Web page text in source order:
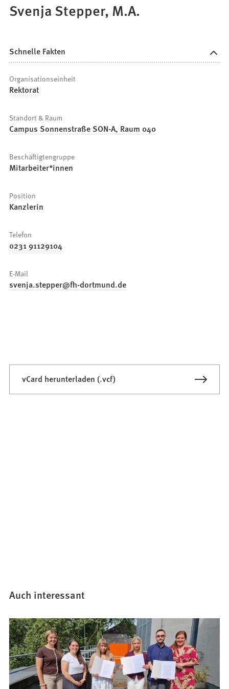
Svenja Stepper, M.A.
Schnelle Fakten
Organisationseinheit
Rektorat
Standort & Raum
Campus Sonnenstraße SON-A, Raum 040
Beschäftigtengruppe
Mitarbeiter*innen
Position
Kanzlerin
Telefon
0231 91129104
E-Mail
svenja.stepper fh-dortmund de
vCard herunterladen (.vcf)
Auch interessant